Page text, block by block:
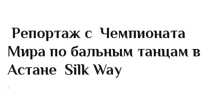
Репортаж с Чемпионата
Мира по бальным танцам в
Астане Silk Way